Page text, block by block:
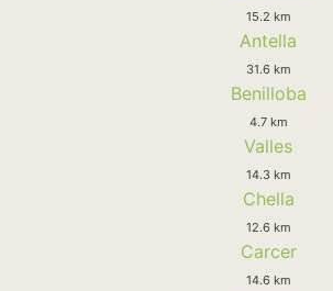
15.2 km
Antella
31.6 km
Benilloba
4.7 km
Valles
14.3 km
Chella
12.6 km
Carcer
14.6 km